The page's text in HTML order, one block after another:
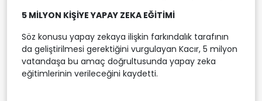
5 MİLYON KİŞİYE YAPAY ZEKA EĞİTİMİ
Söz konusu yapay zekaya ilişkin farkındalık tarafının
da geliştirilmesi gerektiğini vurgulayan Kacır, 5 milyon
vatandaşa bu amaç doğrultusunda yapay zeka
eğitimlerinin verileceğini kaydetti.